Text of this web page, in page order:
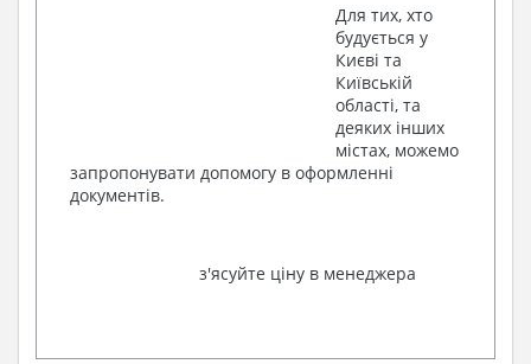
Для тих, хто
будується у
Києві та
Київській
області, та
деяких інших
містах, можемо
запропонувати допомогу в оформленні
документів.
з'ясуйте ціну в менеджера